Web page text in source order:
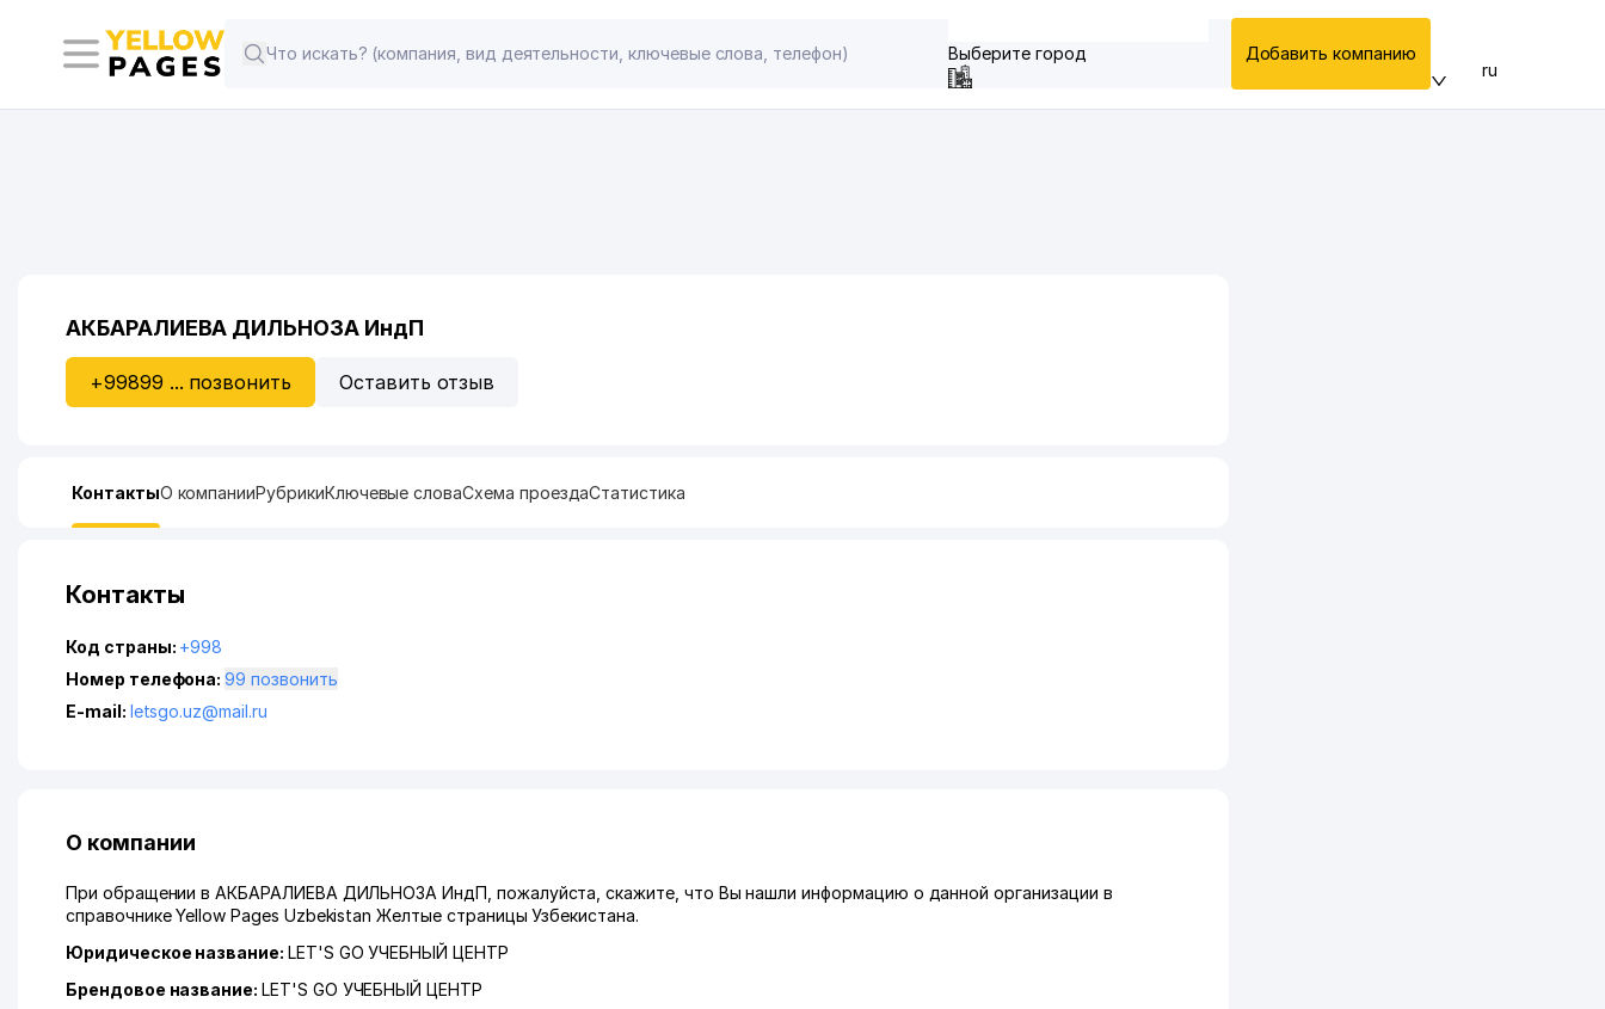
Выберите город Добавить компанию
ru
АКБАРАЛИЕВА ДИЛЬНОЗА ИндП
+99899 ... позвонить Оставить отзыв
КонтактыО компанииРубрикиКлючевые словаСхема проездаСтатистика
Контакты
Код страны: +998
Номер телефона:
99 позвонить
E-mail: letsgo.uz@mail.ru
О компании
При обращении в АКБАРАЛИЕВА ДИЛЬНОЗА ИндП, пожалуйста, скажите, что Вы нашли информацию о данной организации в
справочнике Yellow Pages Uzbekistan Желтые страницы Узбекистана.
Юридическое название: LET'S GO УЧЕБНЫЙ ЦЕНТР
Брендовое название: LET'S GO УЧЕБНЫЙ ЦЕНТР